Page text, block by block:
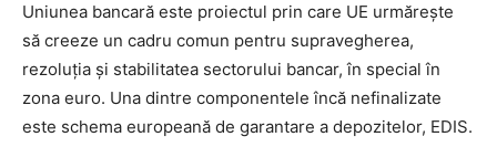
Uniunea bancară este proiectul prin care UE urmărește
să creeze un cadru comun pentru supravegherea,
rezoluția și stabilitatea sectorului bancar, în special în
zona euro. Una dintre componentele încă nefinalizate
este schema europeană de garantare a depozitelor, EDIS.